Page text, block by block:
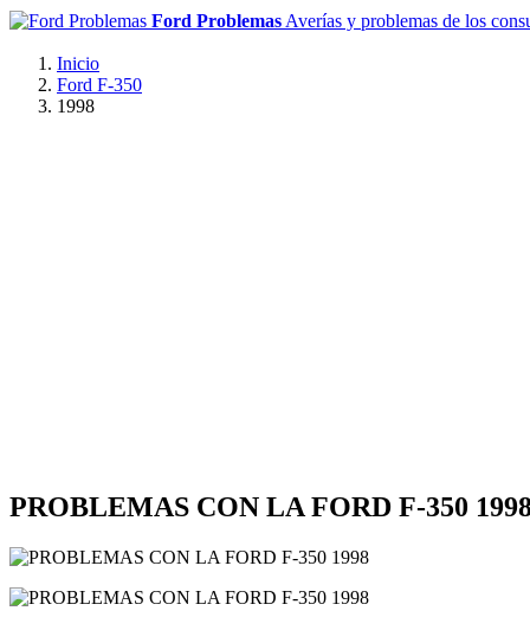
Ford Problemas Averías y problemas de los
Inicio
Ford F-350
1998
PROBLEMAS CON LA FORD F-350